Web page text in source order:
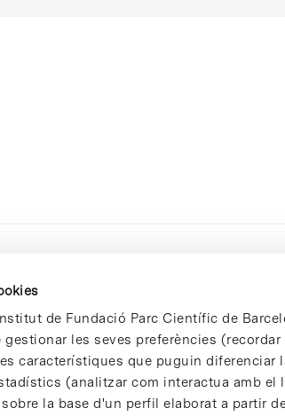
de Fundació Parc Científic de
les seves preferències
característiques que puguin diferenciar
(analitzar com interactua amb el
la base d'un perfil elaborat a partir